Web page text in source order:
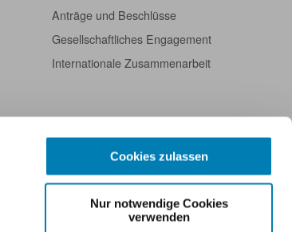
Cookies zulassen
Nur notwendige Cookies
verwenden
Anträge und Beschlüsse
Gesellschaftliches Engagement
Internationale Zusammenarbeit